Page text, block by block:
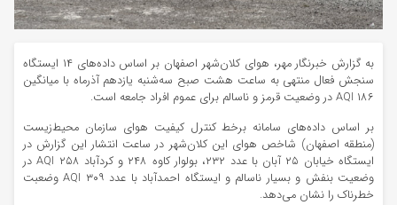
به گزارش خبرنگار مهر، هوای کلان‌شهر اصفهان بر اساس داده‌های ۱۴ ایستگاه
سنجش فعال منتهی به ساعت هشت صبح سه‌شنبه یازدهم آذرماه با میانگین
۱۸۶ AQI در وضعیت قرمز و ناسالم برای عموم افراد جامعه است.‌
بر اساس داده‌های سامانه برخط کنترل کیفیت هوای سازمان محیط‌زیست
(منطقه اصفهان) شاخص هوای این کلان‌شهر در ساعت انتشار این گزارش در
ایستگاه خیابان ۲۵ آبان با عدد ۲۳۲، بولوار کاوه ۲۴۸ و کردآباد ۲۵۸ AQI در
وضعیت بنفش و بسیار ناسالم و ایستگاه احمدآباد با عدد ۳۰۹ AQI وضعبت
خطرناک را نشان می‌دهد.